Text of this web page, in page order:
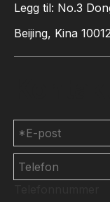
Legg til: No.3
Beijing, Kina